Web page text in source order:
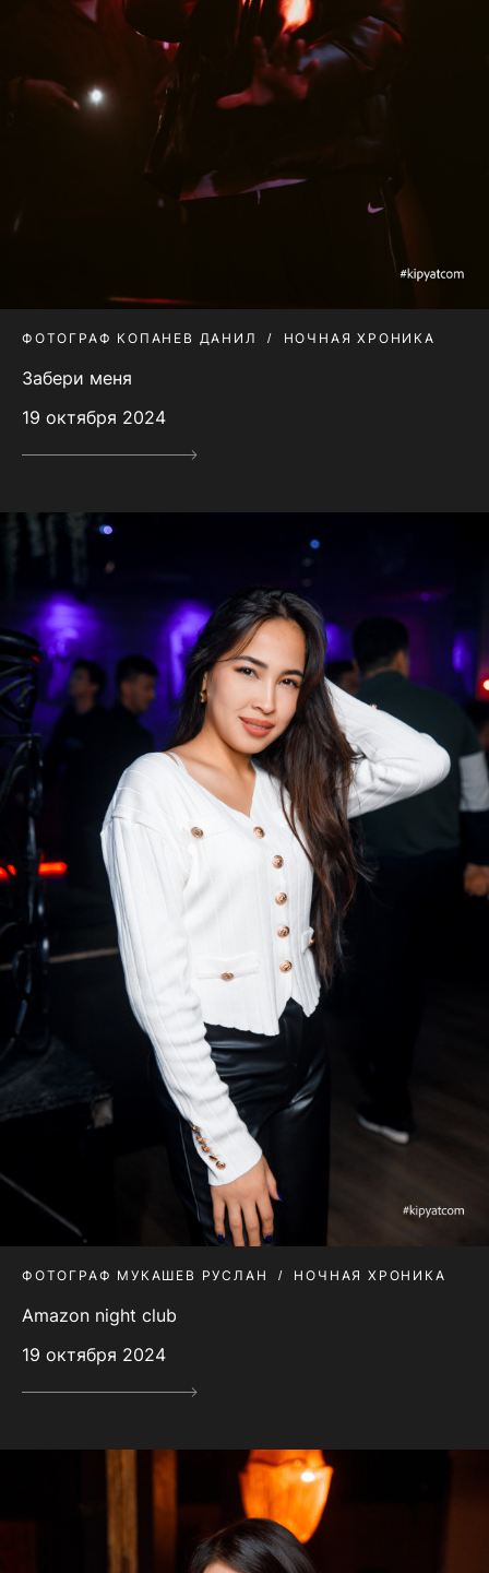
ФОТОГРАФ КОПАНЕВ ДАНИЛ НОЧНАЯ ХРОНИКА
Забери меня
19 октября 2024
ФОТОГРАФ МУКАШЕВ РУСЛАН НОЧНАЯ ХРОНИКА
Amazon night club
19 октября 2024